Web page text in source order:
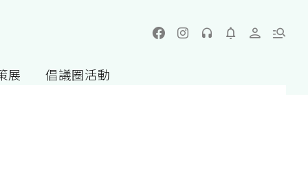
展 倡議圈活動